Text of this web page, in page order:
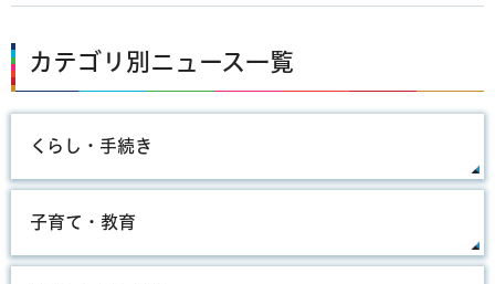
カテゴリ別ニュース一覧
くらし・手続き
子育て・教育